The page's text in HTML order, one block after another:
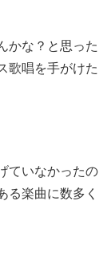
かな？と思った
歌唱を手がけた
ていなかったの
る楽曲に数多く